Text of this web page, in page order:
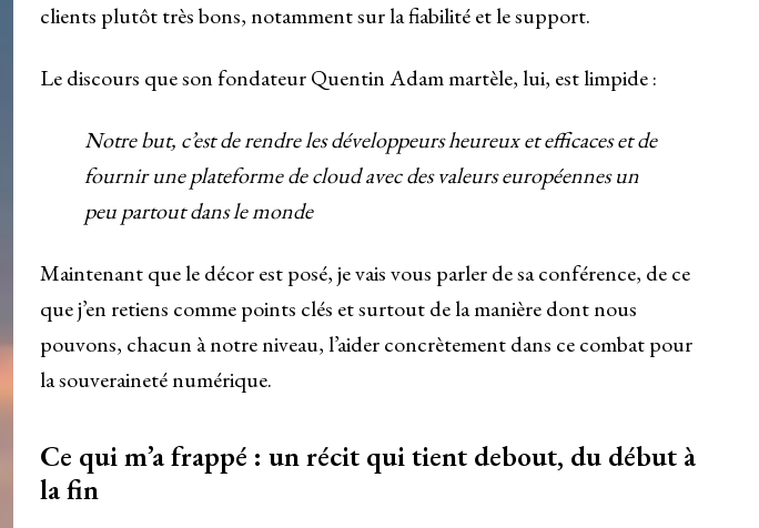
clients plutôt très bons, notamment sur la fiabilité et le support.
Le discours que son fondateur Quentin Adam martèle, lui, est limpide :
Notre but, c’est de rendre les développeurs heureux et efficaces et de
fournir une plateforme de cloud avec des valeurs européennes un
peu partout dans le monde
Maintenant que le décor est posé, je vais vous parler de sa conférence, de ce
que j’en retiens comme points clés et surtout de la manière dont nous
pouvons, chacun à notre niveau, l’aider concrètement dans ce combat pour
la souveraineté numérique.
Ce qui m’a frappé : un récit qui tient debout, du début à
la fin